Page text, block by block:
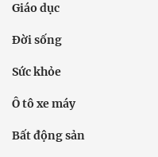
Giáo dục
Đời sống
Sức khỏe
Ô tô xe máy
Bất động sản